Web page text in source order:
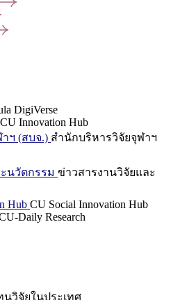
DigiVerse
CU Innovation Hub
ฯ (สบจ.) สำนักบริหารวิจัยจุฬาฯ
นวัตกรรม ข่าวสารงานวิจัยและ
Hub CU Social Innovation Hub
Daily Research
นวิจัยในประเทศ